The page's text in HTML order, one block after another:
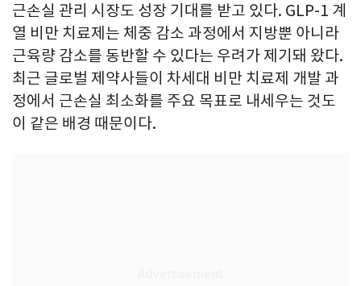
근손실 관리 시장도 성장 기대를 받고 있다. GLP-1 계
열 비만 치료제는 체중 감소 과정에서 지방뿐 아니라
근육량 감소를 동반할 수 있다는 우려가 제기돼 왔다.
최근 글로벌 제약사들이 차세대 비만 치료제 개발 과
정에서 근손실 최소화를 주요 목표로 내세우는 것도
이 같은 배경 때문이다.